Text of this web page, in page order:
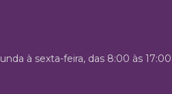
à sexta-feira, das 8:00 às 17:00